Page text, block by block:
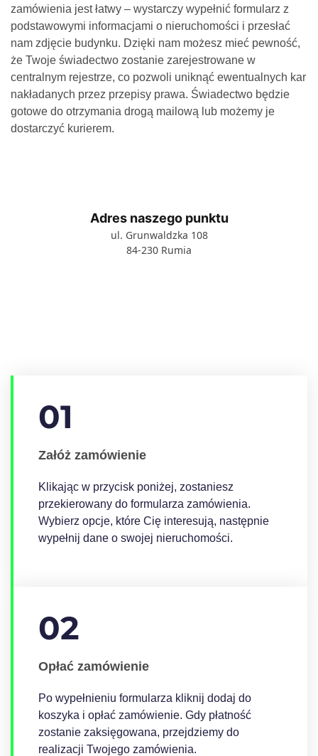
zamówienia jest łatwy – wystarczy wypełnić formularz z
podstawowymi informacjami o nieruchomości i przesłać
nam zdjęcie budynku. Dzięki nam możesz mieć pewność,
że Twoje świadectwo zostanie zarejestrowane w
centralnym rejestrze, co pozwoli uniknąć ewentualnych kar
nakładanych przez przepisy prawa. Świadectwo będzie
gotowe do otrzymania drogą mailową lub możemy je
dostarczyć kurierem.
Adres naszego punktu
ul. Grunwaldzka 108
84-230 Rumia
01
Załóż zamówienie
Klikając w przycisk poniżej, zostaniesz
przekierowany do formularza zamówienia.
Wybierz opcje, które Cię interesują, następnie
wypełnij dane o swojej nieruchomości.
02
Opłać zamówienie
Po wypełnieniu formularza kliknij dodaj do
koszyka i opłać zamówienie. Gdy płatność
zostanie zaksięgowana, przejdziemy do
realizacji Twojego zamówienia.